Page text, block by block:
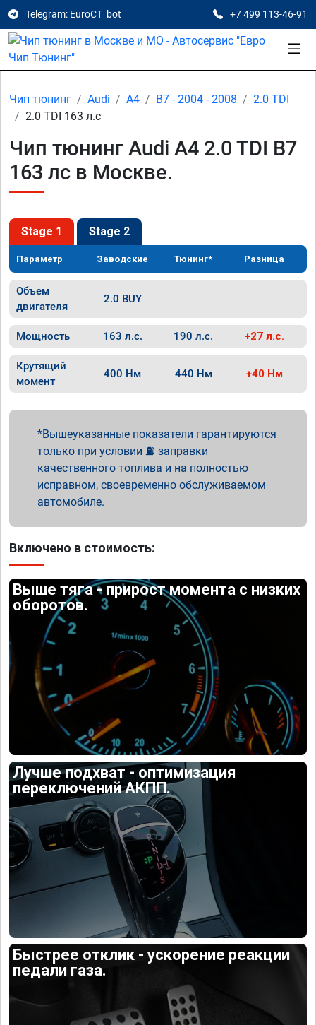
Telegram: EuroCT_bot +7 499 113-46-91
Чип тюнинг Audi A4 B7 - 2004 - 2008
2.0 TDI
2.0 TDI 163 л.с
Чип тюнинг Audi A4 2.0 TDI B7
163 лс в Москве.
Stage 1 Stage 2
Параметр Заводские Тюнинг* Разница
Объем
двигателя
2.0 BUY
Мощность 163 л.с. 190 л.с. +27 л.с.
Крутящий
момент
400 Нм 440 Нм +40 Нм
Вышеуказанные показатели гарантируются
только при условии ⛽ заправки
качественного топлива и на полностью
исправном, своевременно обслуживаемом
автомобиле.
Включено в стоимость:
Выше тяга - прирост момента с низких
оборотов.
Лучше подхват - оптимизация
переключений АКПП.
Быстрее отклик - ускорение реакции
педали газа.